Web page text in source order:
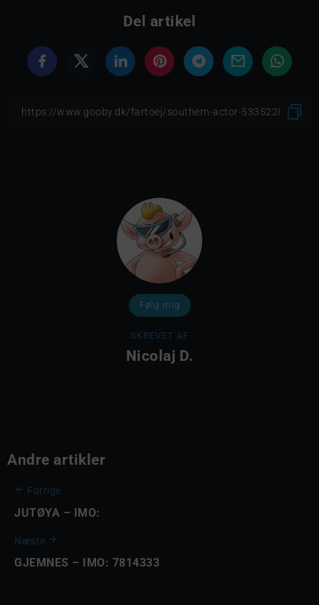
Del artikel
Følg mig
SKREVET AF
Nicolaj D.
Andre artikler
Forrige
JUTØYA – IMO:
Næste
GJEMNES – IMO: 7814333